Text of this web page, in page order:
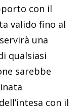
con il
valido fino al
una
qualsiasi
sarebbe
con il